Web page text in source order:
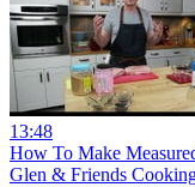
13:48
How To Make
Glen & Friends